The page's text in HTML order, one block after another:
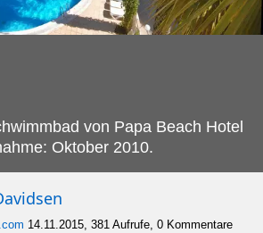
von Papa Beach Hotel
Oktober 2010.
14.11.2015, 381 Aufrufe, 0 Kommentare